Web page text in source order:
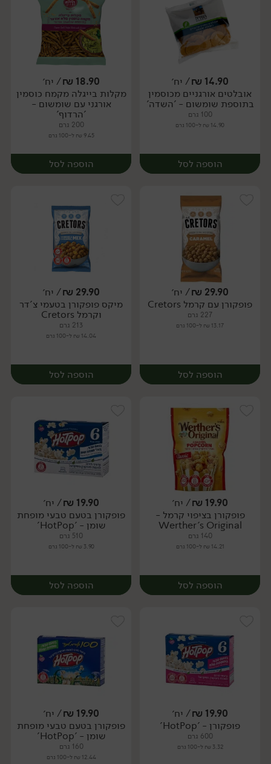
יח׳ יח׳
14.90
₪/ יח׳
אובלטים אורגניים מכוסמין
בתוספת שומשום - 'השדה'
100 גרם
14.90 ₪ ל-100 גרם
הוספה לסל
יח׳
18.90
₪/ יח׳
מקלות בייגלה מקמח כוסמין
אורגני עם שומשום -
'הרדוף'
200 גרם
9.45 ₪ ל-100 גרם
הוספה לסל
יח׳
29.90
₪/ יח׳
פופקורן עם קרמל Cretors
227 גרם
13.17 ₪ ל-100 גרם
הוספה לסל
יח׳
29.90
₪/ יח׳
מיקס פופקורן בטעמי צ'דר
וקרמל Cretors
213 גרם
14.04 ₪ ל-100 גרם
הוספה לסל
יח׳
19.90
₪/ יח׳
פופקורן בציפוי קרמל -
Werther's Original
140 גרם
14.21 ₪ ל-100 גרם
הוספה לסל
יח׳
19.90
₪/ יח׳
פופקורן בטעם טבעי מופחת
שומן - 'HotPop'
510 גרם
3.90 ₪ ל-100 גרם
הוספה לסל
יח׳
19.90
₪/ יח׳
פופקורן - 'HotPop'
600 גרם
3.32 ₪ ל-100 גרם
19.90
₪/ יח׳
פופקורן בטעם טבעי מופחת
שומן - 'HotPop'
160 גרם
12.44 ₪ ל-100 גרם